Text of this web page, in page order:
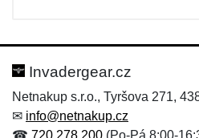
Invadergear.cz
Netnakup s.r.o., Tyršova 271,
✉ info@netnakup.cz
☎ 720 278 200 (Po-Pá 8:00-